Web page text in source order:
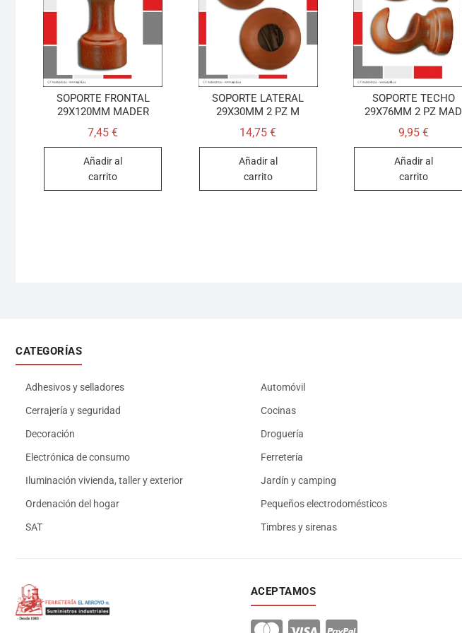
SOPORTE FRONTAL
29X120MM MADER
7,45€
Añadir al
carrito
SOPORTE LATERAL
29X30MM 2 PZ M
14,75€
Añadir al
carrito
SOPORTE TECHO
29X76MM 2 PZ MAD
9,95 €
Añadir al
carrito
CATEGORÍAS
Adhesivos y selladores Automóvil
Cerrajería y seguridad Cocinas
Decoración Droguería
Electrónica de consumo Ferretería
Iluminación vivienda, taller y exterior Jardín y camping
Ordenación del hogar Pequeños electrodomésticos
SAT Timbres y sirenas
ACEPTAMOS